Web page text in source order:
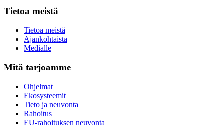
Tietoa meistä
Tietoa meistä
Ajankohtaista
Medialle
Mitä tarjoamme
Ohjelmat
Ekosysteemit
Tieto ja neuvonta
Rahoitus
EU-rahoituksen neuvonta